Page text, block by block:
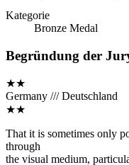
Kategorie
Bronze Medal
Begründung der
★★
Germany /// Deutschland
★★
That it is sometimes only
through
the visual medium,